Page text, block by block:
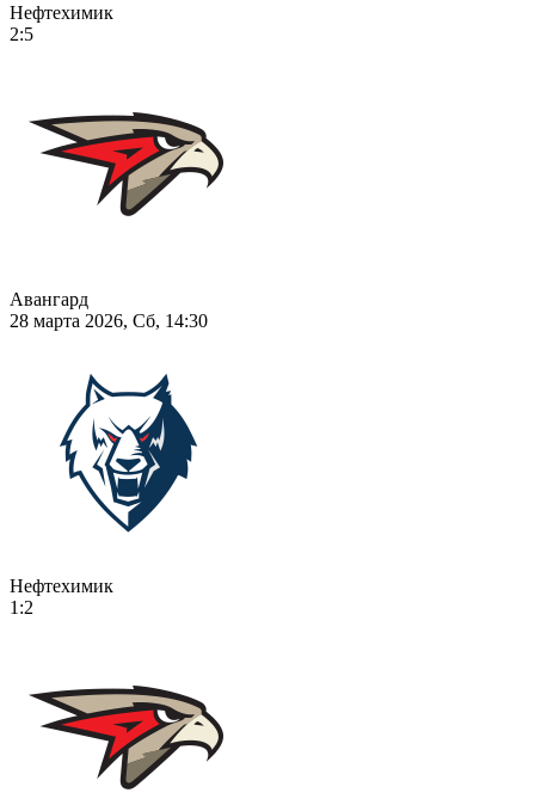
Нефтехимик
2:5
Авангард
28 марта 2026, Сб, 14:30
Нефтехимик
1:2